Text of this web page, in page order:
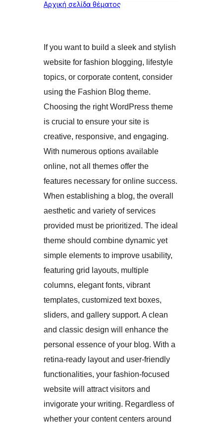
Αρχική σελίδα θέματος
If you want to build a sleek and stylish
website for fashion blogging, lifestyle
topics, or corporate content, consider
using the Fashion Blog theme.
Choosing the right WordPress theme
is crucial to ensure your site is
creative, responsive, and engaging.
With numerous options available
online, not all themes offer the
features necessary for online success.
When establishing a blog, the overall
aesthetic and variety of services
provided must be prioritized. The ideal
theme should combine dynamic yet
simple elements to improve usability,
featuring grid layouts, multiple
columns, elegant fonts, vibrant
templates, customized text boxes,
sliders, and gallery support. A clean
and classic design will enhance the
personal essence of your blog. With a
retina-ready layout and user-friendly
functionalities, your fashion-focused
website will attract visitors and
invigorate your writing. Regardless of
whether your content centers around